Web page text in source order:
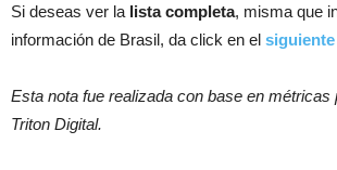
Si deseas ver la lista completa, misma que
información de Brasil, da click en el
Esta nota fue realizada con base en métricas
Triton Digital.